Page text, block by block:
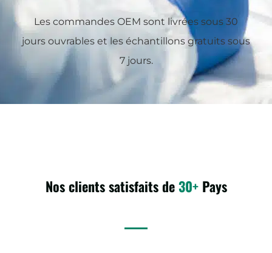
Les commandes OEM sont livrées sous 30
jours ouvrables et les échantillons gratuits sous
7 jours.
Nos clients satisfaits de30+ Pays